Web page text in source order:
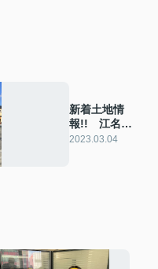
新着土地情
報!! 江名に
て約120坪の
2023.03.04